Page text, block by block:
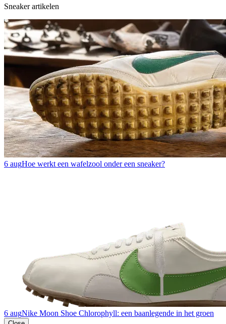
Sneaker artikelen
6 augHoe werkt een wafelzool onder een sneaker?
6 augNike Moon Shoe Chlorophyll: een baanlegende in het groen